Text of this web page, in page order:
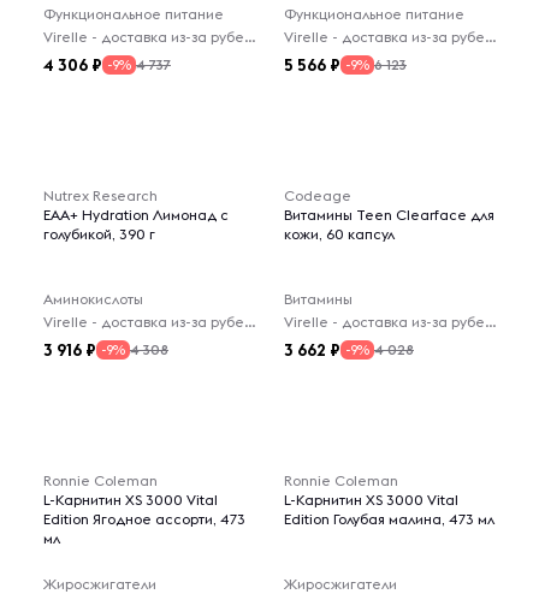
Функциональное питание
Virelle - доставка из-за рубежа
4 306 -9% 4 737
Функциональное питание
Virelle - доставка из-за рубежа
5 566 -9% 6 123
Nutrex Research
EAA+ Hydration Лимонад с
голубикой, 390 г
Аминокислоты
Virelle - доставка из-за рубежа
3 916 -9% 4 308
Codeage
Витамины Teen Clearface для
кожи, 60 капсул
Витамины
Virelle - доставка из-за рубежа
3 662 -9% 4 028
Ronnie Coleman
L-Карнитин XS 3000 Vital
Edition Ягодное ассорти, 473
мл
Жиросжигатели
Ronnie Coleman
L-Карнитин XS 3000 Vital
Edition Голубая малина, 473 мл
Жиросжигатели